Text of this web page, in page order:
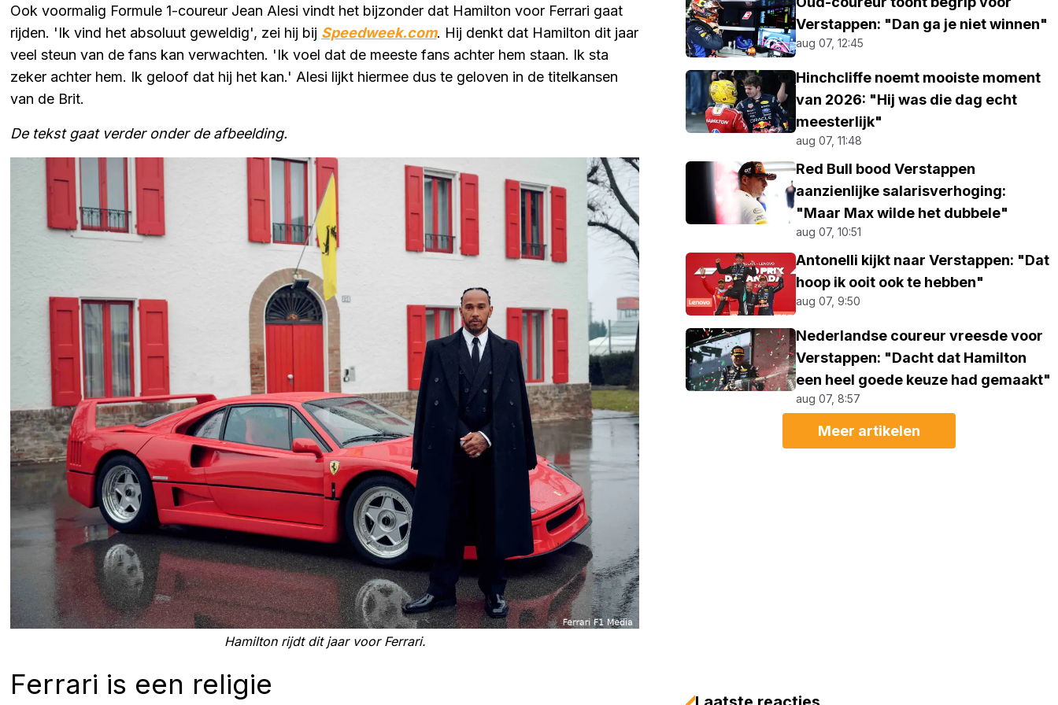
Ook voormalig Formule 1-coureur Jean Alesi vindt het bijzonder dat Hamilton voor Ferrari gaat
rijden. 'Ik vind het absoluut geweldig', zei hij bij Speedweek.com. Hij denkt dat Hamilton dit jaar
veel steun van de fans kan verwachten. 'Ik voel dat de meeste fans achter hem staan. Ik sta
zeker achter hem. Ik geloof dat hij het kan.' Alesi lijkt hiermee dus te geloven in de titelkansen
van de Brit.
De tekst gaat verder onder de afbeelding.
Hamilton rijdt dit jaar voor Ferrari.
Ferrari is een religie
Verstappen: "Dan ga je niet winnen"
aug 07, 12:45
Hinchcliffe noemt mooiste moment
van 2026: "Hij was die dag echt
meesterlijk"
aug 07, 11:48
Red Bull bood Verstappen
aanzienlijke salarisverhoging:
"Maar Max wilde het dubbele"
aug 07, 10:51
Antonelli kijkt naar Verstappen: "Dat
hoop ik ooit ook te hebben"
aug 07, 9:50
Nederlandse coureur vreesde voor
Verstappen: "Dacht dat Hamilton
een heel goede keuze had gemaakt"
aug 07, 8:57
Meer artikelen